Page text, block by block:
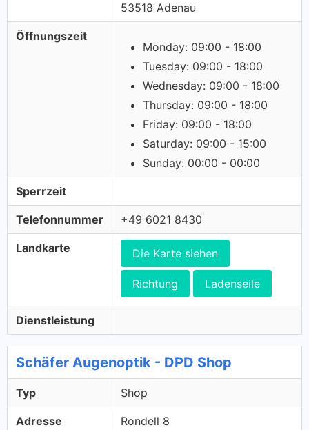
53518 Adenau
Öffnungszeit
Monday: 09:00 - 18:00
Tuesday: 09:00 - 18:00
Wednesday: 09:00 - 18:00
Thursday: 09:00 - 18:00
Friday: 09:00 - 18:00
Saturday: 09:00 - 15:00
Sunday: 00:00 - 00:00
Sperrzeit
Telefonnummer +49 6021 8430
Landkarte Die Karte siehen
Richtung Ladenseile
Dienstleistung
Schäfer Augenoptik - DPD Shop
Typ Shop
Adresse
Rondell 8